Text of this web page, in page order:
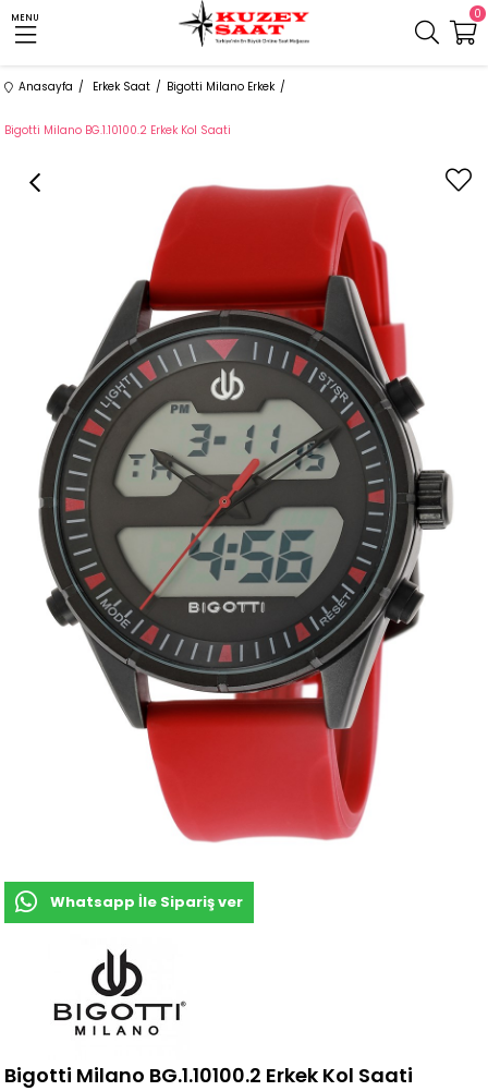
MENU 0
Anasayfa Erkek Saat Bigotti Milano Erkek
Bigotti Milano BG.1.10100.2 Erkek Kol Saati
Whatsapp İle Sipariş ver
Bigotti Milano BG.1.10100.2 Erkek Kol Saati